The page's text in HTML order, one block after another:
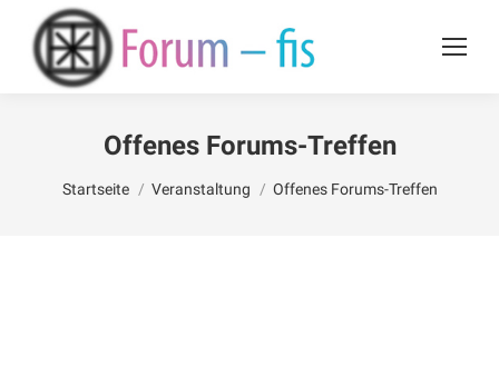
Offenes Forums-Treffen
Du bist hier:
Startseite Veranstaltung Offenes Forums-Treffen